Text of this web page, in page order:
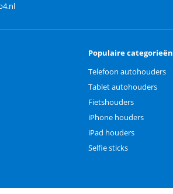
Populaire categorieën
Telefoon autohouders
Tablet autohouders
Fietshouders
iPhone houders
iPad houders
Selfie sticks